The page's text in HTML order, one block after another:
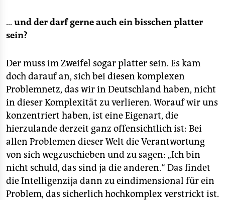
… und der darf gerne auch ein bisschen platter
sein?
Der muss im Zweifel sogar platter sein. Es kam
doch darauf an, sich bei diesen komplexen
Problemnetz, das wir in Deutschland haben, nicht
in dieser Komplexität zu verlieren. Worauf wir uns
konzentriert haben, ist eine Eigenart, die
hierzulande derzeit ganz offensichtlich ist: Bei
allen Problemen dieser Welt die Verantwortung
von sich wegzuschieben und zu sagen: „Ich bin
nicht schuld, das sind ja die anderen.“ Das findet
die Intelligenzija dann zu eindimensional für ein
Problem, das sicherlich hochkomplex verstrickt ist.